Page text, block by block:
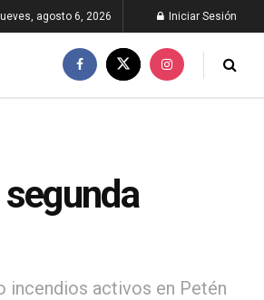
agosto 6, 2026 Iniciar Sesión
incendios activos en Petén